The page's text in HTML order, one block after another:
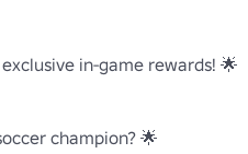
in-game rewards! 🌟
champion? 🌟